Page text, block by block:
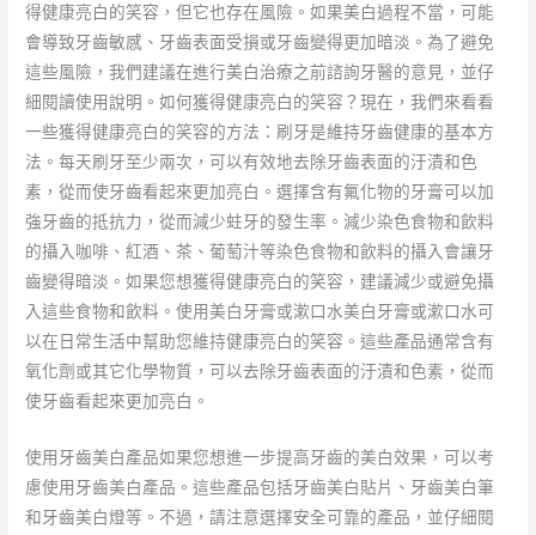
得健康亮白的笑容，但它也存在風險。如果美白過程不當，可能
會導致牙齒敏感、牙齒表面受損或牙齒變得更加暗淡。為了避免
這些風險，我們建議在進行美白治療之前諮詢牙醫的意見，並仔
細閱讀使用說明。如何獲得健康亮白的笑容？現在，我們來看看
一些獲得健康亮白的笑容的方法：刷牙是維持牙齒健康的基本方
法。每天刷牙至少兩次，可以有效地去除牙齒表面的汙漬和色
素，從而使牙齒看起來更加亮白。選擇含有氟化物的牙膏可以加
強牙齒的抵抗力，從而減少蛀牙的發生率。減少染色食物和飲料
的攝入咖啡、紅酒、茶、葡萄汁等染色食物和飲料的攝入會讓牙
齒變得暗淡。如果您想獲得健康亮白的笑容，建議減少或避免攝
入這些食物和飲料。使用美白牙膏或漱口水美白牙膏或漱口水可
以在日常生活中幫助您維持健康亮白的笑容。這些產品通常含有
氧化劑或其它化學物質，可以去除牙齒表面的汙漬和色素，從而
使牙齒看起來更加亮白。
使用牙齒美白產品如果您想進一步提高牙齒的美白效果，可以考
慮使用牙齒美白產品。這些產品包括牙齒美白貼片、牙齒美白筆
和牙齒美白燈等。不過，請注意選擇安全可靠的產品，並仔細閱